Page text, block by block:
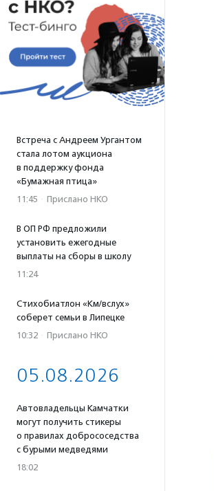
Встреча с Андреем Ургантом
стала лотом аукциона
в поддержку фонда
«Бумажная птица»
11:45 · Прислано НКО
В ОП РФ предложили
установить ежегодные
выплаты на сборы в школу
11:24
Стихобиатлон «Км/вслух»
соберет семьи в Липецке
10:32 · Прислано НКО
05.08.2026
Автовладельцы Камчатки
могут получить стикеры
о правилах добрососедства
с бурыми медведями
18:02